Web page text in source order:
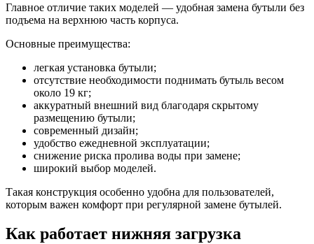
Главное отличие таких моделей — удобная замена бутыли без
подъема на верхнюю часть корпуса.
Основные преимущества:
легкая установка бутыли;
отсутствие необходимости поднимать бутыль весом
около 19 кг;
аккуратный внешний вид благодаря скрытому
размещению бутыли;
современный дизайн;
удобство ежедневной эксплуатации;
снижение риска пролива воды при замене;
широкий выбор моделей.
Такая конструкция особенно удобна для пользователей,
которым важен комфорт при регулярной замене бутылей.
Как работает нижняя загрузка